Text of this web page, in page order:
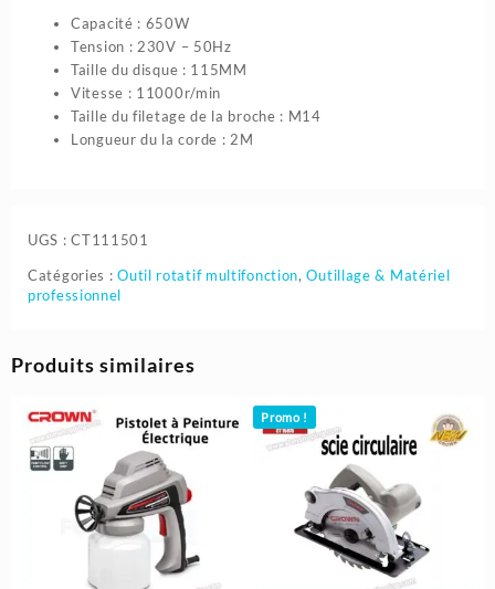
Capacité : 650W
Tension : 230V – 50Hz
Taille du disque : 115MM
Vitesse : 11000r/min
Taille du filetage de la broche : M14
Longueur du la corde : 2M
UGS :CT111501
Catégories :Outil rotatif multifonction,Outillage & Matériel
professionnel
Produits similaires
Promo !